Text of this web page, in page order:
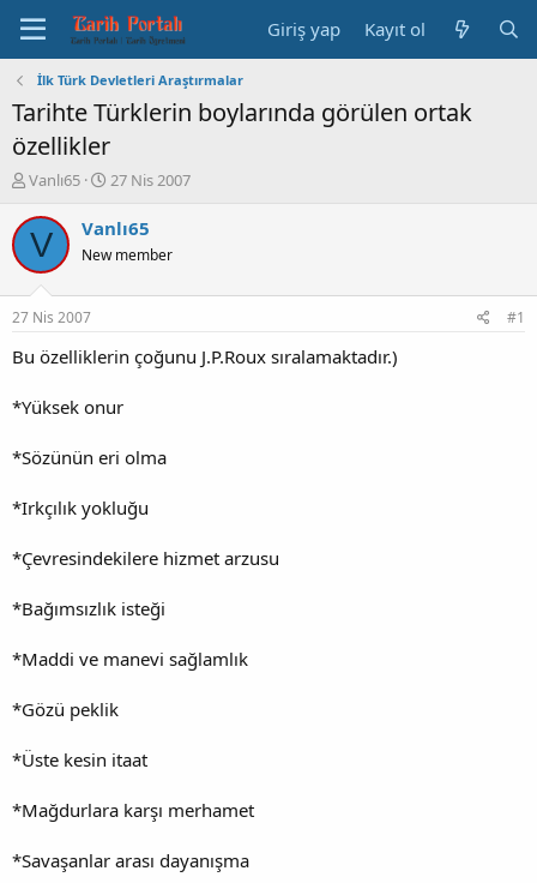
Giriş yap Kayıt ol
İlk Türk Devletleri Araştırmalar
Tarihte Türklerin boylarında görülen ortak
özellikler
K
n
b
u
u
b
a
a
a
Vanlı65
B
ş
a
ç
r
h
27 Nis 2007
V Vanlı65
New member
27 Nis 2007 #1
Bu özelliklerin çoğunu J.P.Roux sıralamaktadır.)
*Yüksek onur
*Sözünün eri olma
*Irkçılık yokluğu
*Çevresindekilere hizmet arzusu
*Bağımsızlık isteği
*Maddi ve manevi sağlamlık
*Gözü peklik
*Üste kesin itaat
*Mağdurlara karşı merhamet
*Savaşanlar arası dayanışma